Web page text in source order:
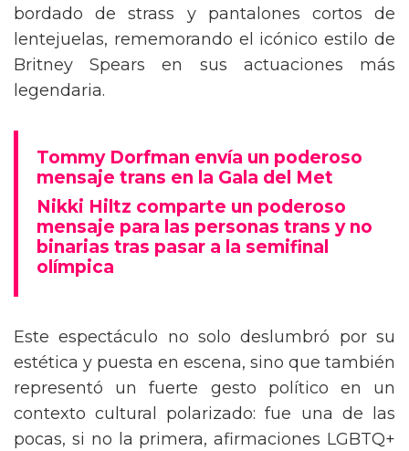
bordado de strass y pantalones cortos de
lentejuelas, rememorando el icónico estilo de
Britney Spears en sus actuaciones más
legendaria.
Tommy Dorfman envía un poderoso
mensaje trans en la Gala del Met
Nikki Hiltz comparte un poderoso
mensaje para las personas trans y no
binarias tras pasar a la semifinal
olímpica
Este espectáculo no solo deslumbró por su
estética y puesta en escena, sino que también
representó un fuerte gesto político en un
contexto cultural polarizado: fue una de las
pocas, si no la primera, afirmaciones LGBTQ+